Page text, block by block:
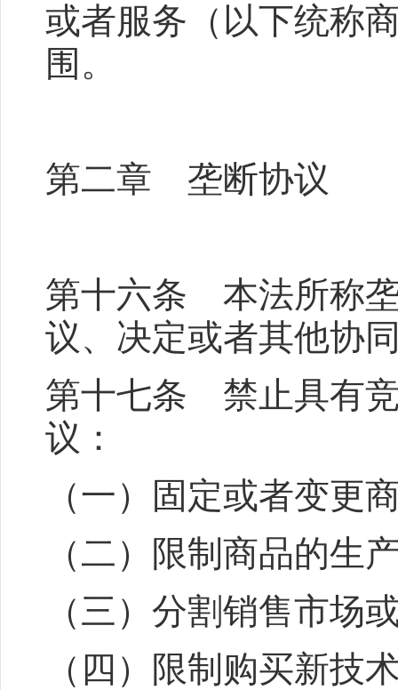
或者服务（以下统称
围。
第二章 垄断协议
第十六条 本法所称
议、决定或者其他协
第十七条 禁止具有
议：
（一）固定或者变更
（二）限制商品的生
（三）分割销售市场
（四）限制购买新技